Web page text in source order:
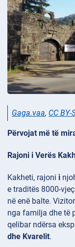
Gaga.vaa, CC BY-
Përvojat më të
Rajoni i Verës
Kakheti, rajoni i
e traditës 8000-
në enë balte.
nga familja dhe të
qelibar ndërsa
dhe Kvarelit.